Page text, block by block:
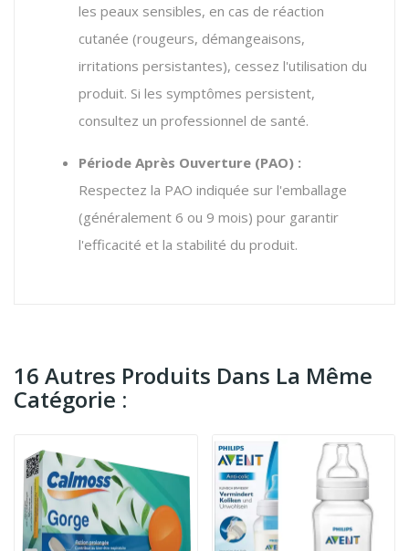
les peaux sensibles, en cas de réaction
cutanée (rougeurs, démangeaisons,
irritations persistantes), cessez l'utilisation du
produit. Si les symptômes persistent,
consultez un professionnel de santé.
Période Après Ouverture (PAO) :
Respectez la PAO indiquée sur l'emballage
(généralement 6 ou 9 mois) pour garantir
l'efficacité et la stabilité du produit.
16 Autres Produits Dans La Même
Catégorie :